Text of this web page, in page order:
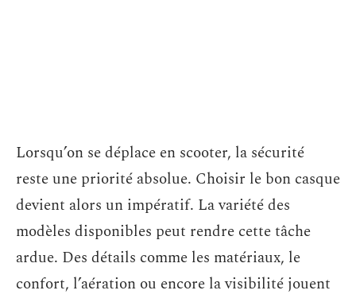
Lorsqu’on se déplace en scooter, la sécurité
reste une priorité absolue. Choisir le bon casque
devient alors un impératif. La variété des
modèles disponibles peut rendre cette tâche
ardue. Des détails comme les matériaux, le
confort, l’aération ou encore la visibilité jouent